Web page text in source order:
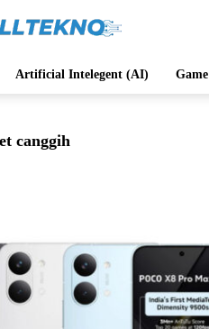
Artificial Intelegent (AI) Game
canggih